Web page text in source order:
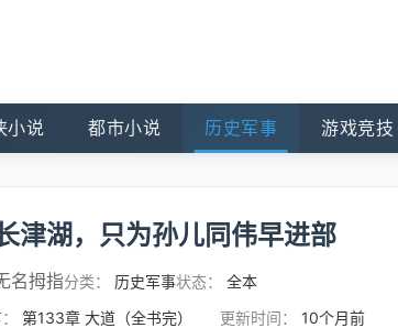
小说 都市小说 历史军事 游戏竞技
津湖，只为孙儿同伟早进部
名拇指分类： 历史军事状态：
全本
第133章 大道（全书完） 更新时间： 10个月前